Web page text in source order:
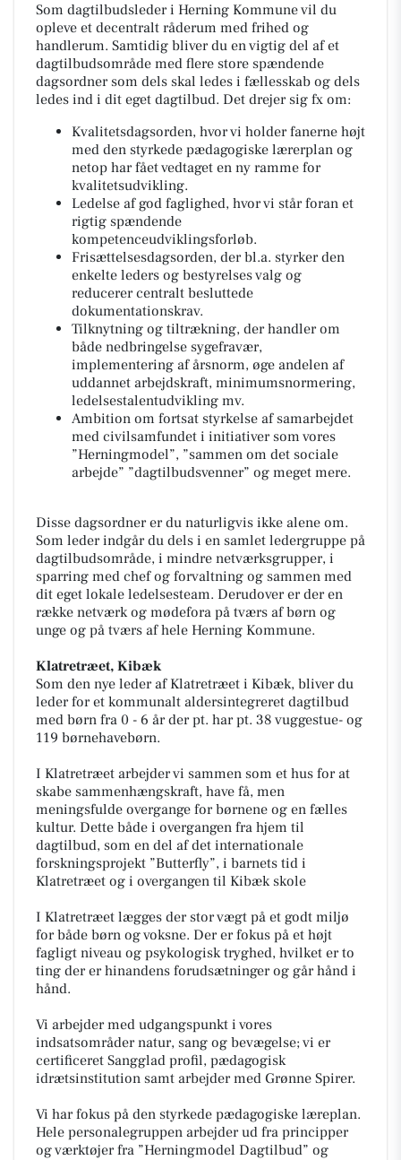
Som dagtilbudsleder i Herning Kommune vil du
opleve et decentralt råderum med frihed og
handlerum. Samtidig bliver du en vigtig del af et
dagtilbudsområde med flere store spændende
dagsordner som dels skal ledes i fællesskab og dels
ledes ind i dit eget dagtilbud. Det drejer sig fx om:
Kvalitetsdagsorden, hvor vi holder fanerne højt
med den styrkede pædagogiske lærerplan og
netop har fået vedtaget en ny ramme for
kvalitetsudvikling.
Ledelse af god faglighed, hvor vi står foran et
rigtig spændende
kompetenceudviklingsforløb.
Frisættelsesdagsorden, der bl.a. styrker den
enkelte leders og bestyrelses valg og
reducerer centralt besluttede
dokumentationskrav.
Tilknytning og tiltrækning, der handler om
både nedbringelse sygefravær,
implementering af årsnorm, øge andelen af
uddannet arbejdskraft, minimumsnormering,
ledelsestalentudvikling mv.
Ambition om fortsat styrkelse af samarbejdet
med civilsamfundet i initiativer som vores
”Herningmodel”, ”sammen om det sociale
arbejde” ”dagtilbudsvenner” og meget mere.
Disse dagsordner er du naturligvis ikke alene om.
Som leder indgår du dels i en samlet ledergruppe på
dagtilbudsområde, i mindre netværksgrupper, i
sparring med chef og forvaltning og sammen med
dit eget lokale ledelsesteam. Derudover er der en
række netværk og mødefora på tværs af børn og
unge og på tværs af hele Herning Kommune.
Klatretræet, Kibæk
Som den nye leder af Klatretræet i Kibæk, bliver du
leder for et kommunalt aldersintegreret dagtilbud
med børn fra 0 - 6 år der pt. har pt. 38 vuggestue- og
119 børnehavebørn.
I Klatretræet arbejder vi sammen som et hus for at
skabe sammenhængskraft, have få, men
meningsfulde overgange for børnene og en fælles
kultur. Dette både i overgangen fra hjem til
dagtilbud, som en del af det internationale
forskningsprojekt ”Butterfly”, i barnets tid i
Klatretræet og i overgangen til Kibæk skole
I Klatretræet lægges der stor vægt på et godt miljø
for både børn og voksne. Der er fokus på et højt
fagligt niveau og psykologisk tryghed, hvilket er to
ting der er hinandens forudsætninger og går hånd i
hånd.
Vi arbejder med udgangspunkt i vores
indsatsområder natur, sang og bevægelse; vi er
certificeret Sangglad profil, pædagogisk
idrætsinstitution samt arbejder med Grønne Spirer.
Vi har fokus på den styrkede pædagogiske læreplan.
Hele personalegruppen arbejder ud fra principper
og værktøjer fra ”Herningmodel Dagtilbud” og